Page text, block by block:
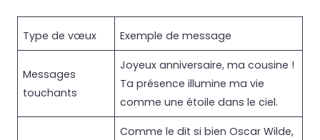
Type de vœux Exemple de message
Messages
touchants
Joyeux anniversaire, ma cousine !
Ta présence illumine ma vie
comme une étoile dans le ciel.
Comme le dit si bien Oscar Wilde,